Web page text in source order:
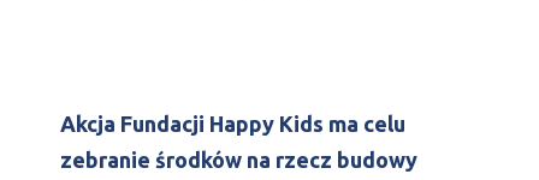
Akcja Fundacji Happy Kids ma celu
zebranie środków na rzecz budowy